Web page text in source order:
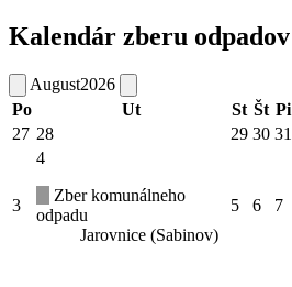
Kalendár zberu odpadov
August2026
Po
Ut St Št Pi
27 28 29 30 31
3
4
Zber komunálneho
odpadu
Jarovnice (Sabinov)
5 6 7